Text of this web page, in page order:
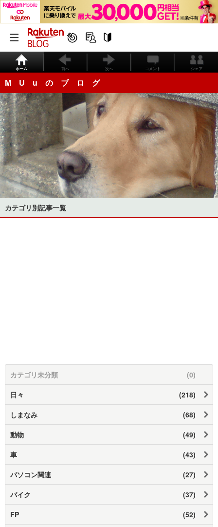
ホーム 前へ 次へ コメント シェア
M U u の ブ ロ グ
カテゴリ別記事一覧
カテゴリ未分類 (0)
日々 (218)
しまなみ (68)
動物 (49)
車 (43)
パソコン関連 (27)
バイク (37)
FP (52)